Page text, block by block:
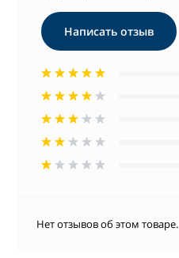
Написать отзыв
Нет отзывов об этом товаре.